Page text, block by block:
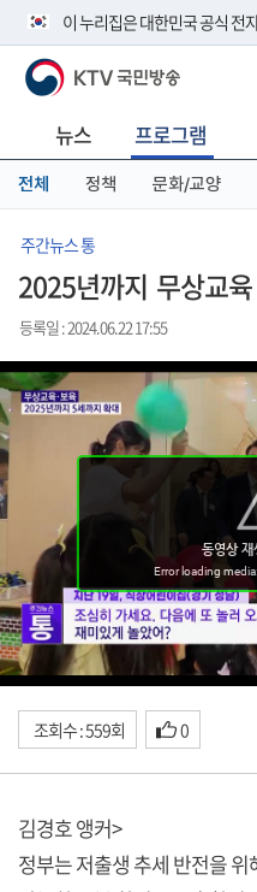
이 누리집은 대한민국 공식 전
공식 누리집 주소 확인하기
니다.
이밖에 or.kr 또는 .kr등 다른 도
서 도메인 주소를 확인해 보세요
KTV 국민방송
뉴스 프로그램
전체 정책 문화/교양
주간뉴스 통
2025년까지 무상교
등록일 : 2024.06.22 17:55
조회수 : 559회 0
김경호 앵커>
정부는 저출생 추세 반전을